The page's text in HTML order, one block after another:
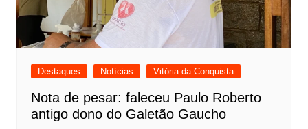
Destaques Notícias Vitória da Conquista
Nota de pesar: faleceu Paulo Roberto
antigo dono do Galetão Gaucho